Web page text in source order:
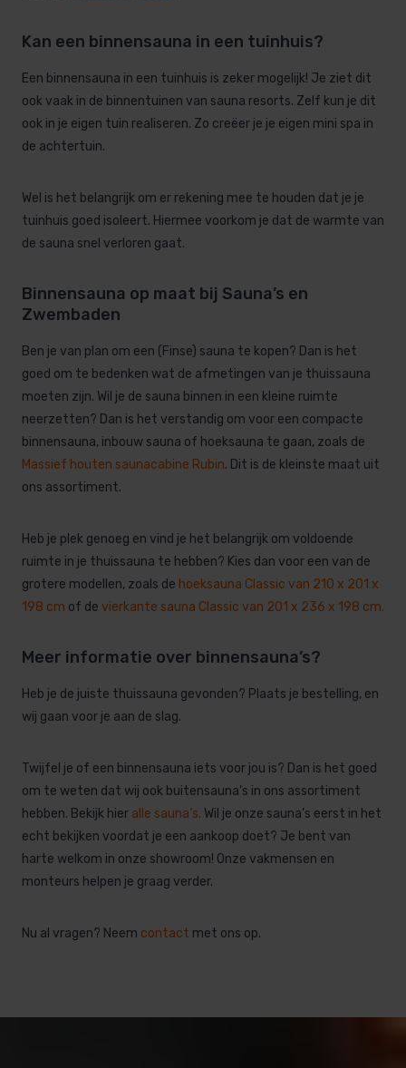
Kan een binnensauna in een tuinhuis?
Een binnensauna in een tuinhuis is zeker mogelijk! Je ziet dit
ook vaak in de binnentuinen van sauna resorts. Zelf kun je dit
ook in je eigen tuin realiseren. Zo creëer je je eigen mini spa in
de achtertuin.
Wel is het belangrijk om er rekening mee te houden dat je je
tuinhuis goed isoleert. Hiermee voorkom je dat de warmte van
de sauna snel verloren gaat.
Binnensauna op maat bij Sauna’s en
Zwembaden
Ben je van plan om een (Finse) sauna te kopen? Dan is het
goed om te bedenken wat de afmetingen van je thuissauna
moeten zijn. Wil je de sauna binnen in een kleine ruimte
neerzetten? Dan is het verstandig om voor een compacte
binnensauna, inbouw sauna of hoeksauna te gaan, zoals de
Massief houten saunacabine Rubin. Dit is de kleinste maat uit
ons assortiment.
Heb je plek genoeg en vind je het belangrijk om voldoende
ruimte in je thuissauna te hebben? Kies dan voor een van de
grotere modellen, zoals de hoeksauna Classic van 210 x 201 x
198 cm of de vierkante sauna Classic van 201 x 236 x 198 cm.
Meer informatie over binnensauna’s?
Heb je de juiste thuissauna gevonden? Plaats je bestelling, en
wij gaan voor je aan de slag.
Twijfel je of een binnensauna iets voor jou is? Dan is het goed
om te weten dat wij ook buitensauna’s in ons assortiment
hebben. Bekijk hier alle sauna’s. Wil je onze sauna’s eerst in het
echt bekijken voordat je een aankoop doet? Je bent van
harte welkom in onze showroom! Onze vakmensen en
monteurs helpen je graag verder.
Nu al vragen? Neem contact met ons op.